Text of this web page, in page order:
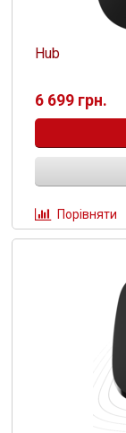
Hub
6 699 грн.
Порівняти